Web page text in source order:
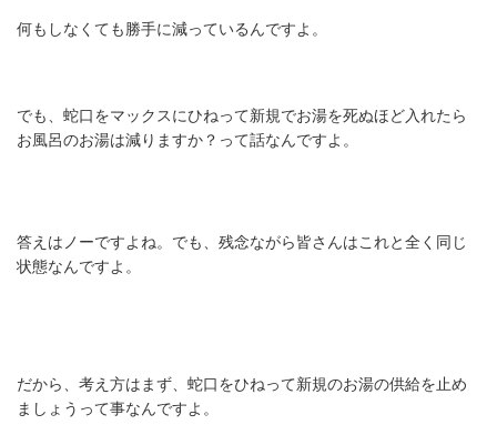
何もしなくても勝手に減っているんですよ。
でも、蛇口をマックスにひねって新規でお湯を死ぬほど入れたら
お風呂のお湯は減りますか？って話なんですよ。
答えはノーですよね。でも、残念ながら皆さんはこれと全く同じ
状態なんですよ。
だから、考え方はまず、蛇口をひねって新規のお湯の供給を止め
ましょうって事なんですよ。